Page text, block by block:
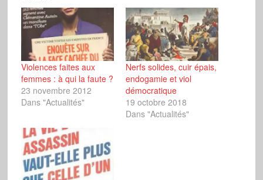
Violences faites aux
femmes : à qui la faute ?
23 novembre 2012
Dans "Actualités"
Nerfs solides, cuir épais,
endogamie et viol
démocratique
19 octobre 2018
Dans "Actualités"